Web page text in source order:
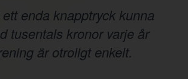
enda knapptryck kunna
tusentals kronor varje år
är otroligt enkelt.